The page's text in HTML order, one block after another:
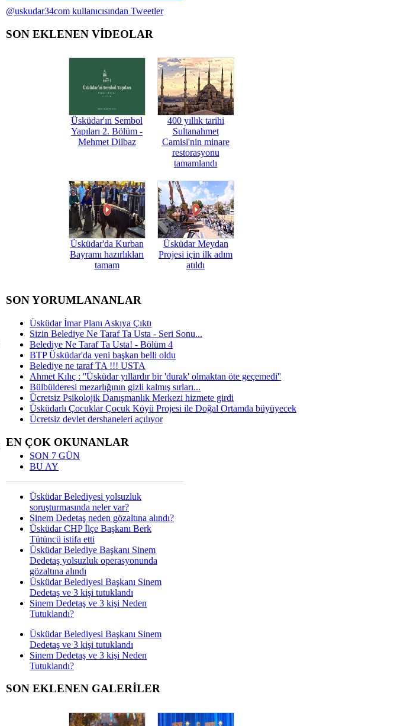
@uskudar34com kullanıcısından Tweetler
SON EKLENEN VİDEOLAR
Üsküdar'ın Sembol
Yapıları 2. Bölüm -
Mehmet Dilbaz
400 yıllık tarihi
Sultanahmet
Camisi'nin minare
restorasyonu
tamamlandı
Üsküdar'da Kurban
Bayramı hazırlıkları
tamam
Üsküdar Meydan
Projesi için ilk adım
atıldı
SON YORUMLANANLAR
Üsküdar İmar Planı Askıya Çıktı
Sizin Belediye Ne Taraf Ta Usta - Seri Sonu...
Belediye Ne Taraf Ta Usta! - Bölüm 4
BTP Üsküdar'da yeni başkan belli oldu
Belediye ne taraf TA !!! USTA
Ahmet Kılıç : ''Üsküdar yıllardır bir 'durak' olmaktan öte geçemedi''
Bülbülderesi mezarlığının gizli kalmış sırları...
Ücretsiz Psikolojik Danışmanlık Merkezi hizmete girdi
Üsküdarlı Çocuklar Çocuk Köyü Projesi ile Doğal Ortamda büyüyecek
Ücretsiz devlet dershaneleri açılıyor
EN ÇOK OKUNANLAR
SON 7 GÜN
BU AY
Üsküdar Belediyesi yolsuzluk
soruşturmasında neler var?
Sinem Dedetaş neden gözaltına alındı?
Üsküdar CHP İlçe Başkanı Berk
Tütüncü istifa etti
Üsküdar Belediye Başkanı Sinem
Dedetaş yolsuzluk operasyonunda
gözaltına alındı
Üsküdar Belediyesi Başkanı Sinem
Dedetaş ve 3 kişi tutuklandı
Sinem Dedetaş ve 3 kişi Neden
Tutuklandı?
Üsküdar Belediyesi Başkanı Sinem
Dedetaş ve 3 kişi tutuklandı
Sinem Dedetaş ve 3 kişi Neden
Tutuklandı?
SON EKLENEN GALERİLER